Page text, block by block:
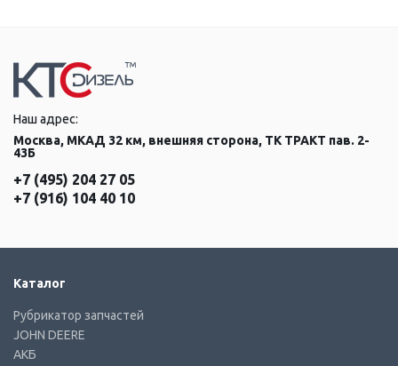
Наш адрес:
Москва, МКАД 32 км, внешняя сторона, ТК ТРАКТ пав. 2-
43Б
+7 (495) 204 27 05
+7 (916) 104 40 10
Каталог
Рубрикатор запчастей
JOHN DEERE
АКБ